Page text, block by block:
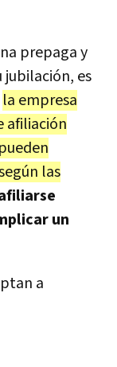
prepaga y
jubilación, es
la empresa
afiliación
las
un
a